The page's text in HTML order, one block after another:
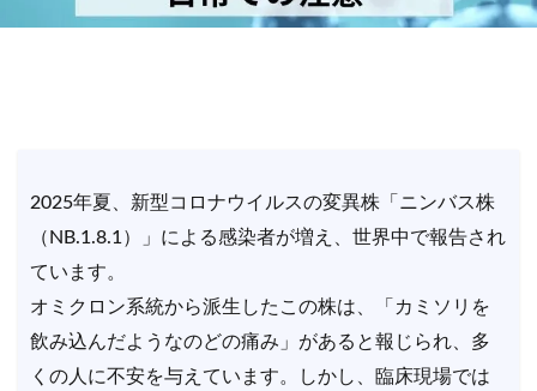
2025年夏、新型コロナウイルスの変異株「ニンバス株
（NB.1.8.1）」による感染者が増え、世界中で報告され
ています。
オミクロン系統から派生したこの株は、「カミソリを
飲み込んだようなのどの痛み」があると報じられ、多
くの人に不安を与えています。しかし、臨床現場では